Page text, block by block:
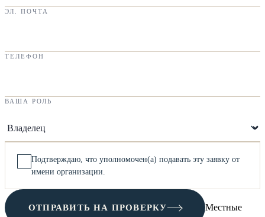
ЭЛ. ПОЧТА
ТЕЛЕФОН
ВАША РОЛЬ
Подтверждаю, что уполномочен(а) подавать эту заявку от
имени организации.
ОТПРАВИТЬ НА ПРОВЕРКУ Местные